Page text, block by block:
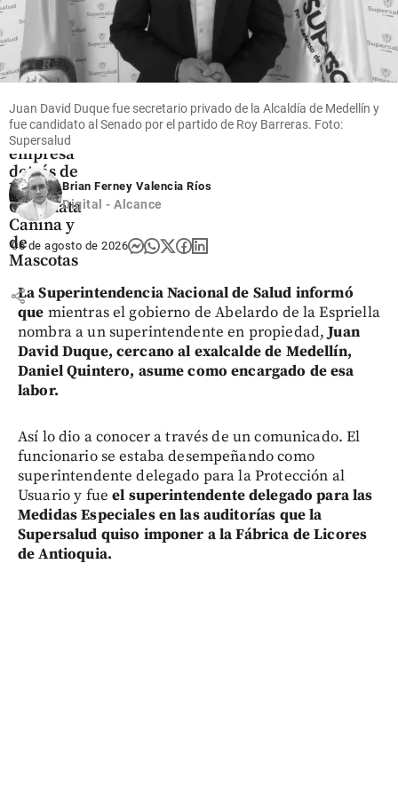
Las
marcas
Tierragro:
la
empresa
detrás de
la
Caminata
Canina y
de
Mascotas
share
Juan David Duque fue secretario privado de la Alcaldía de Medellín y
fue candidato al Senado por el partido de Roy Barreras. Foto:
Supersalud
Brian Ferney Valencia Ríos
Digital - Alcance
06 de agosto de 2026
La Superintendencia Nacional de Salud informó
que mientras el gobierno de Abelardo de la Espriella
nombra a un superintendente en propiedad,Juan
David Duque, cercano al exalcalde de Medellín,
Daniel Quintero, asume como encargado de esa
labor.
Así lo dio a conocer a través de un comunicado. El
funcionario se estaba desempeñando como
superintendente delegado para la Protección al
Usuario y fueel superintendente delegado para las
Medidas Especiales en las auditorías que la
Supersalud quiso imponer a la Fábrica de Licores
de Antioquia.